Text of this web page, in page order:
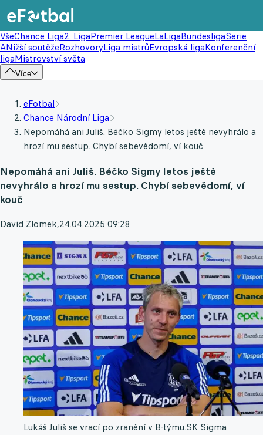
VšeChance Liga2. LigaPremier LeagueLaLigaBundesligaSerie
ANižší soutěžeRozhovoryLiga mistrůEvropská ligaKonferenční
ligaMistrovství světa
Více
eFotbal
Chance Národní Liga
Nepomáhá ani Juliš. Béčko Sigmy letos ještě nevyhrálo a
hrozí mu sestup. Chybí sebevědomí, ví kouč
Nepomáhá ani Juliš. Béčko Sigmy letos ještě
nevyhrálo a hrozí mu sestup. Chybí sebevědomí, ví
kouč
David Zlomek,24.04.2025 09:28
Lukáš Juliš se vrací po zranění v B-týmu.SK Sigma